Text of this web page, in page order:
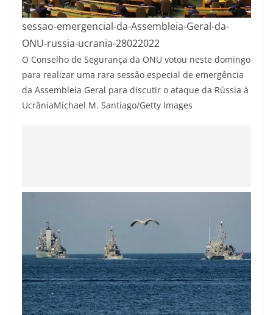
sessao-emergencial-da-Assembleia-Geral-da-
ONU-russia-ucrania-28022022
O Conselho de Segurança da ONU votou neste domingo
para realizar uma rara sessão especial de emergência
da Assembleia Geral para discutir o ataque da Rússia à
UcrâniaMichael M. Santiago/Getty Images